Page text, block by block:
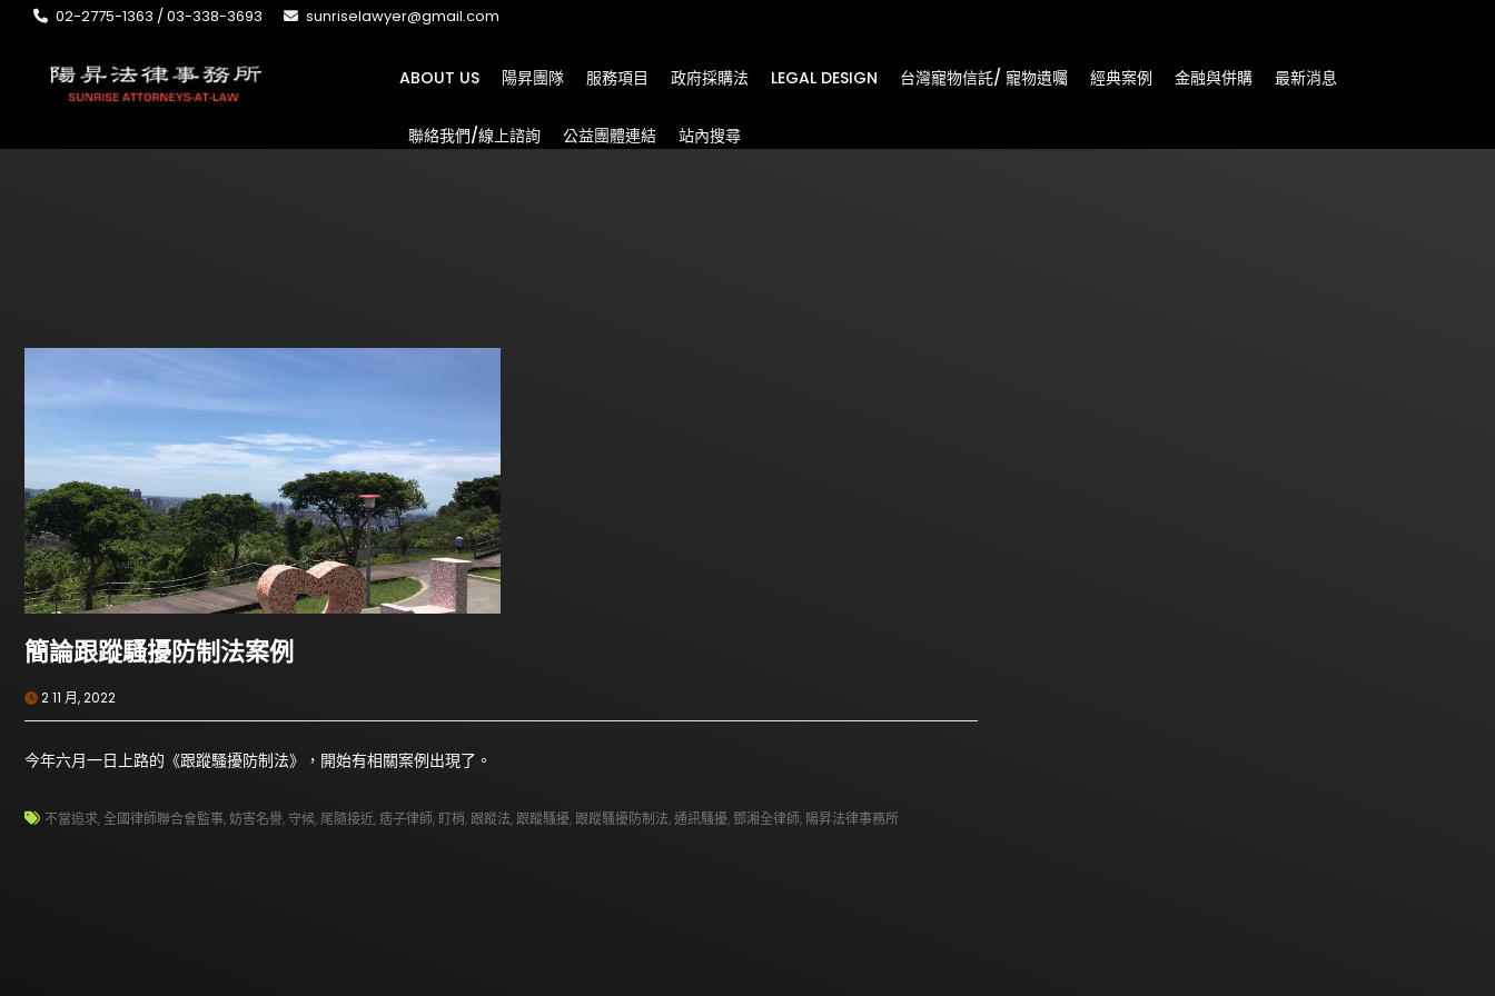
02-2775-1363 / 03-338-3693 sunriselawyer@gmail.com
ABOUT US 陽昇團隊 服務項目 政府採購法 LEGAL DESIGN 台灣寵物信託/ 寵物遺囑 經典案例 金融與併購 最新消息
聯絡我們/線上諮詢 公益團體連結 站內搜尋
簡論跟蹤騷擾防制法案例
2 11 月, 2022
今年六月一日上路的《跟蹤騷擾防制法》，開始有相關案例出現了。
不當追求,全國律師聯合會監事,妨害名譽,守候, 尾隨接近,痞子律師, 盯梢,跟蹤法,跟蹤騷擾,跟蹤騷擾防制法,通訊騷擾, 鄧湘全律師, 陽昇法律事務所